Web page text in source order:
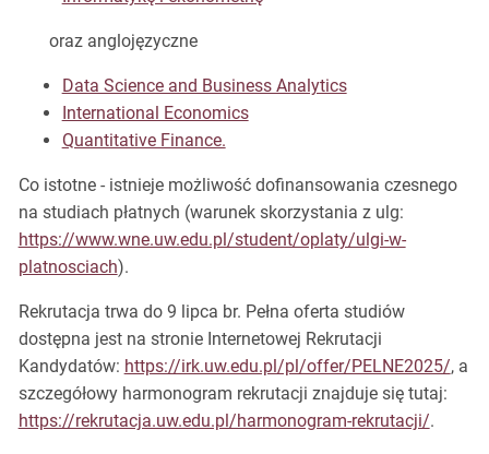
oraz anglojęzyczne
Data Science and Business Analytics
International Economics
Quantitative Finance.
Co istotne - istnieje możliwość dofinansowania czesnego
na studiach płatnych (warunek skorzystania z ulg:
https://www.wne.uw.edu.pl/student/oplaty/ulgi-w-
platnosciach).
Rekrutacja trwa do 9 lipca br. Pełna oferta studiów
dostępna jest na stronie Internetowej Rekrutacji
Kandydatów: https://irk.uw.edu.pl/pl/offer/PELNE2025/, a
szczegółowy harmonogram rekrutacji znajduje się tutaj:
https://rekrutacja.uw.edu.pl/harmonogram-rekrutacji/.